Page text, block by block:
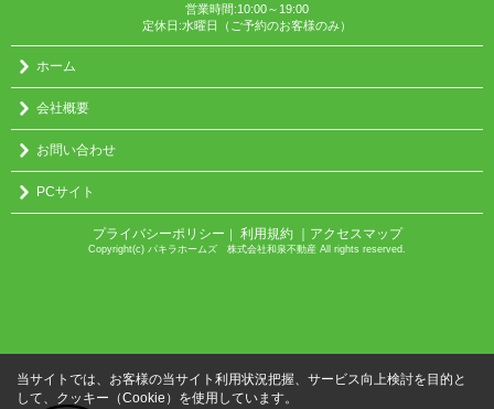
営業時間:10:00～19:00
定休日:水曜日（ご予約のお客様のみ）
ホーム
会社概要
お問い合わせ
PCサイト
プライバシーポリシー ｜ 利用規約 ｜アクセスマップ
Copyright(c) パキラホームズ 株式会社和泉不動産 All rights reserved.
当サイトでは、お客様の当サイト利用状況把握、サービス向上検討を目的と
して、クッキー（Cookie）を使用しています。